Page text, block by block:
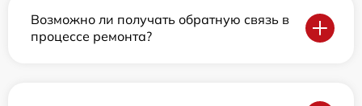
Возможно ли получать обратную связь в
процессе ремонта?